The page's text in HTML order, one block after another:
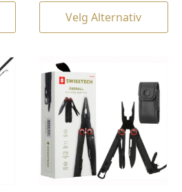
Velg Alternativ
Dette
produktet
varianter.
Alternativene
kan
velges
på
produktsiden